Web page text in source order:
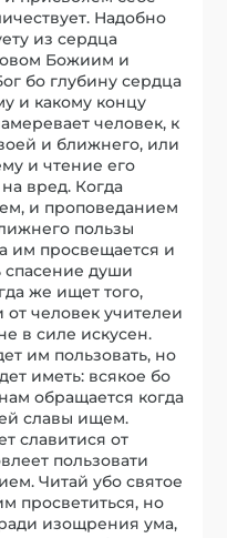
Надобно
из сердца
Божиим и
бо глубину сердца
и какому концу
человек, к
и ближнего, или
и чтение его
вред. Когда
и проповеданием
пользы
им просвещается и
спасение души
же ищет того,
человек учителеи
в силе искусен.
им пользовать, но
иметь: всякое бо
обращается когда
славы ищем.
славитися от
пользовати
Читай убо святое
просветиться, но
изощрения ума,